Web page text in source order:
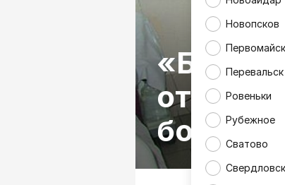
Новопсков
Первомайск
Перевальск
Ровеньки
Рубежное
Сватово
Свердловск